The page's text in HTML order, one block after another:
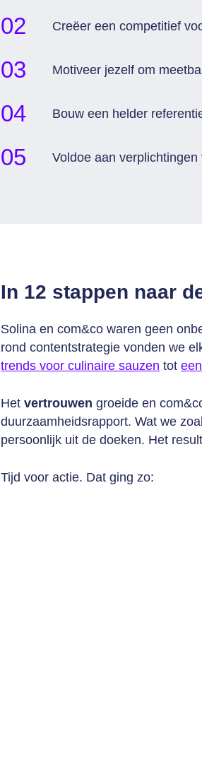
Creëer een competitief
Motiveer jezelf om
Bouw een helder
Voldoe aan
In 12 stappen naar
Solina en com&co waren geen
rond contentstrategie vonden we
trends voor culinaire sauzen tot
Hetvertrouwen groeide en
duurzaamheidsrapport. Wat we
persoonlijk uit de doeken. Het
Tijd voor actie. Dat ging zo: